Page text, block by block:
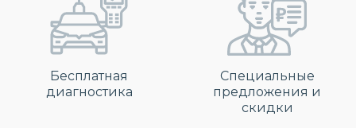
Бесплатная
диагностика
Специальные
предложения и
скидки